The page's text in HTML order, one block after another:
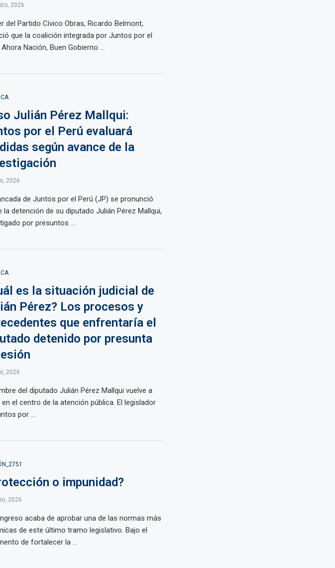
2026
del Partido Cívico Obras, Ricardo Belmont,
que la coalición integrada por Juntos por el
Ahora Nación, Buen Gobierno ...
Julián Pérez Mallqui:
por el Perú evaluará
según avance de la
2026
de Juntos por el Perú (JP) se pronunció
la detención de su diputado Julián Pérez Mallqui,
por presuntos ...
es la situación judicial de
Pérez? Los procesos y
que enfrentaría el
detenido por presunta
2026
del diputado Julián Pérez Mallqui vuelve a
el centro de la atención pública. El legislador
por ...
o impunidad?
2026
acaba de aprobar una de las normas más
de este último tramo legislativo. Bajo el
de fortalecer la ...